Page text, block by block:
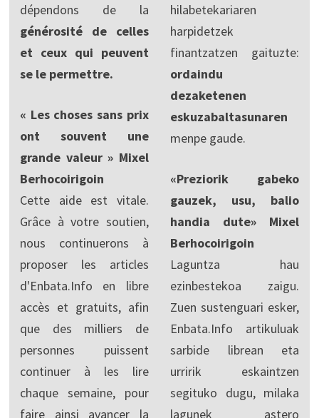
dépendons de la
générosité de celles
et ceux qui peuvent
se le permettre.
« Les choses sans prix
ont souvent une
grande valeur » Mixel
Berhocoirigoin
Cette aide est vitale.
Grâce à votre soutien,
nous continuerons à
proposer les articles
d'Enbata.Info en libre
accès et gratuits, afin
que des milliers de
personnes puissent
continuer à les lire
chaque semaine, pour
faire ainsi avancer la
hilabetekariaren
harpidetzek
finantzatzen gaituzte:
ordaindu
dezaketenen
eskuzabaltasunaren
menpe gaude.
«Preziorik gabeko
gauzek, usu, balio
handia dute» Mixel
Berhocoirigoin
Laguntza hau
ezinbestekoa zaigu.
Zuen sustenguari esker,
Enbata.Info artikuluak
sarbide librean eta
urririk eskaintzen
segituko dugu, milaka
lagunek astero